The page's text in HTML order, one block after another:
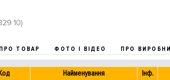
10)
ПРО ТОВАР ФОТО І ВІДЕО ПРО
Найменування Інф.